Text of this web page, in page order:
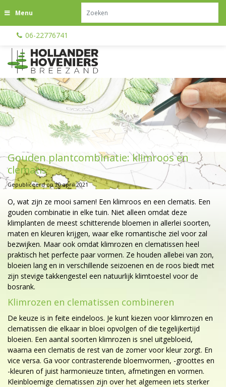
n
o
n
t
e
n
Menu
06-22776741
Gouden plantcombinatie: klimroos en
clematis
Gepubliceerd op20 april 2021
O, wat zijn ze mooi samen! Een klimroos en een clematis. Een
gouden combinatie in elke tuin. Niet alleen omdat deze
klimplanten de meest schitterende bloemen in allerlei soorten,
maten en kleuren krijgen, waar elke romantische ziel voor zal
bezwijken. Maar ook omdat klimrozen en clematissen heel
praktisch het perfecte paar vormen. Ze houden allebei van zon,
bloeien lang en in verschillende seizoenen en de roos biedt met
zijn stevige takkengestel een natuurlijk klimtoestel voor de
bosrank.
Klimrozen en clematissen combineren
De keuze is in feite eindeloos. Je kunt kiezen voor klimrozen en
clematissen die elkaar in bloei opvolgen of die tegelijkertijd
bloeien. Een aantal soorten klimrozen is snel uitgebloeid,
waarna een clematis de rest van de zomer voor kleur zorgt. En
vice versa. Ga voor contrasterende bloemvormen, -groottes en
-kleuren of juist harmonieuze tinten, afmetingen en vormen.
Kleinbloemige clematissen zijn over het algemeen iets sterker